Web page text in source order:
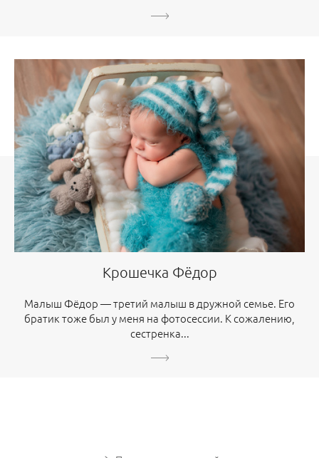
Крошечка Фёдор
Малыш Фёдор — третий малыш в дружной семье. Его
братик тоже был у меня на фотосессии. К сожалению,
сестренка...